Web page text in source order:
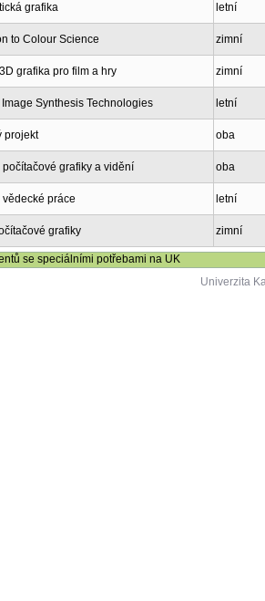
grafika letní
to Colour Science zimní
grafika pro film a hry zimní
Image Synthesis Technologies letní
projekt oba
počítačové grafiky a vidění oba
práce letní
grafiky zimní
se speciálními potřebami na UK
Univerzita